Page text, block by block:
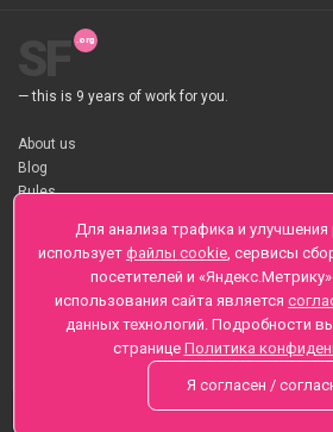
— this is 9 years of work for you.
About us
Blog
Rules
About flower Delivery
Payment
Telegramm
Sankt-Peterburg, Zaozernaya 6
+7 (812) 425-01-16
Questions? Call 24 hours
Для анализа трафика и
использует файлы cookie, сервисы
посетителей и
использования сайта является
данных технологий. Подробности
странице Политика
Я согласен /